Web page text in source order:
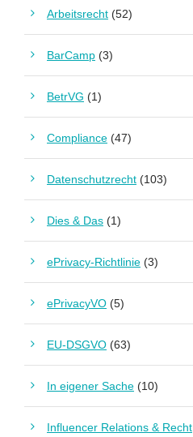
Arbeitsrecht (52)
BarCamp (3)
BetrVG (1)
Compliance (47)
Datenschutzrecht (103)
Dies & Das (1)
ePrivacy-Richtlinie (3)
ePrivacyVO (5)
EU-DSGVO (63)
In eigener Sache (10)
Influencer Relations & Recht